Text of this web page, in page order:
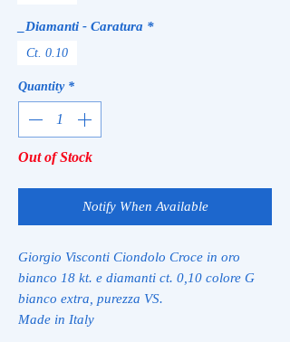
_Diamanti - Caratura *
Ct. 0.10
Quantity *
Out of Stock
Notify When Available
Giorgio Visconti Ciondolo Croce in oro
bianco 18 kt. e diamanti ct. 0,10 colore G
bianco extra, purezza VS.
Made in Italy